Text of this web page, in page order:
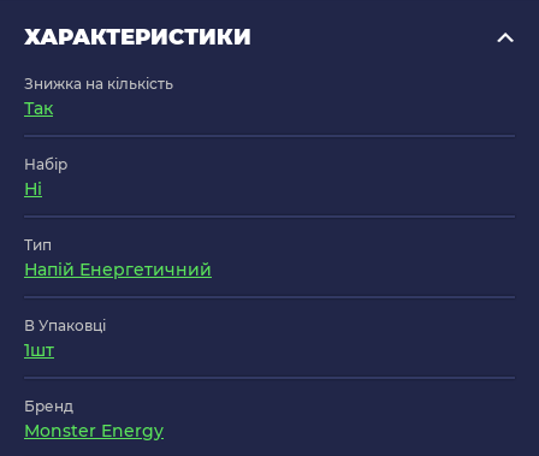
ХАРАКТЕРИСТИКИ
Знижка на кількість
Так
Набір
Ні
Тип
Напій Енергетичний
В Упаковці
1шт
Бренд
Monster Energy